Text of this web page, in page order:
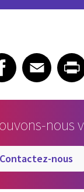
on Facebook
Facebook
Share on EmailEmailShare on
nous
contactez-nous